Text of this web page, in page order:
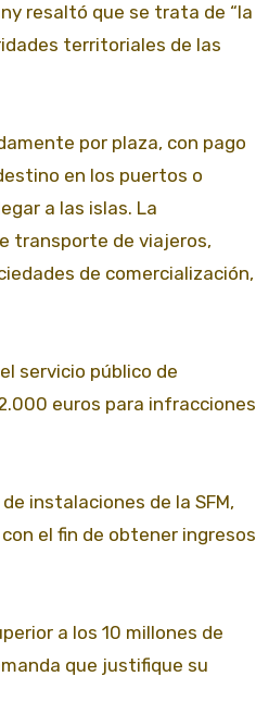
resaltó que se trata de “la
territoriales de las
por plaza, con pago
en los puertos o
a las islas. La
transporte de viajeros,
de comercialización,
servicio público de
euros para infracciones
instalaciones de la SFM,
el fin de obtener ingresos
a los 10 millones de
que justifique su